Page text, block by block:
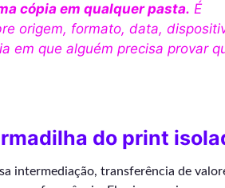
cópia em qualquer pasta. É
origem, formato, data,
em que alguém precisa provar
do print
intermediação, transferência de